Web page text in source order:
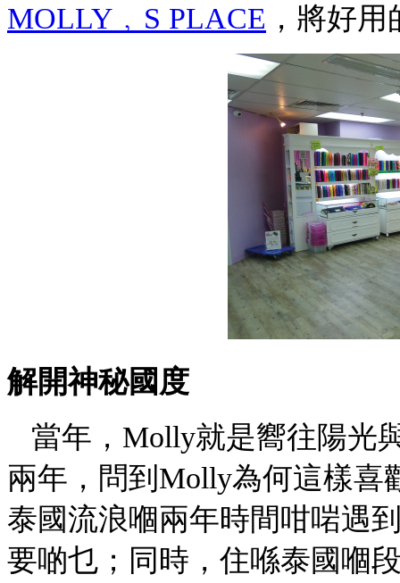
MOLLY﹐S PLACE ，將好
解開神秘國度
當年，Molly就是嚮往陽光
兩年，問到Molly為何這樣喜
泰國流浪嗰兩年時間咁啱遇
要啲乜；同時，住喺泰國嗰